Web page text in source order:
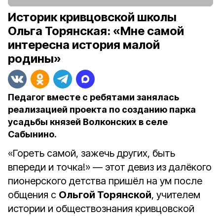
Историк кривцовской школы
Ольга Торянская: «Мне самой
интересна история малой
родины»
Педагог вместе с ребятами занялась
реализацией проекта по созданию парка
усадьбы князей Волконских в селе
Сабынино.
«Гореть самой, зажечь других, быть
впереди и точка!» — этот девиз из далёкого
пионерского детства пришёл на ум после
общения с Ольгой Торянской, учителем
истории и обществознания кривцовской